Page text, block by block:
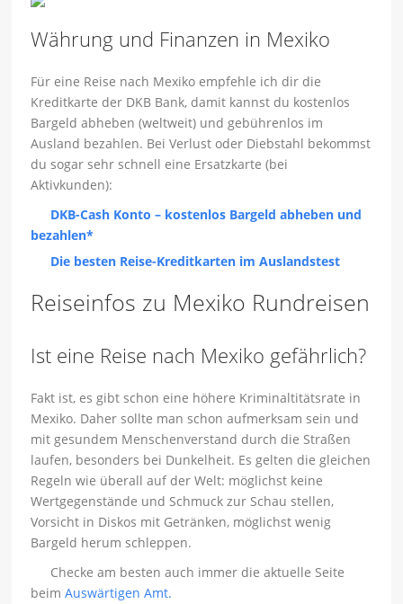
Währung und Finanzen in Mexiko
Für eine Reise nach Mexiko empfehle ich dir die
Kreditkarte der DKB Bank, damit kannst du kostenlos
Bargeld abheben (weltweit) und gebührenlos im
Ausland bezahlen. Bei Verlust oder Diebstahl bekommst
du sogar sehr schnell eine Ersatzkarte (bei
Aktivkunden):
DKB-Cash Konto – kostenlos Bargeld abheben und
bezahlen*
Die besten Reise-Kreditkarten im Auslandstest
Reiseinfos zu Mexiko Rundreisen
Ist eine Reise nach Mexiko gefährlich?
Fakt ist, es gibt schon eine höhere Kriminaltitätsrate in
Mexiko. Daher sollte man schon aufmerksam sein und
mit gesundem Menschenverstand durch die Straßen
laufen, besonders bei Dunkelheit. Es gelten die gleichen
Regeln wie überall auf der Welt: möglichst keine
Wertgegenstände und Schmuck zur Schau stellen,
Vorsicht in Diskos mit Getränken, möglichst wenig
Bargeld herum schleppen.
Checke am besten auch immer die aktuelle Seite
beimAuswärtigen Amt.